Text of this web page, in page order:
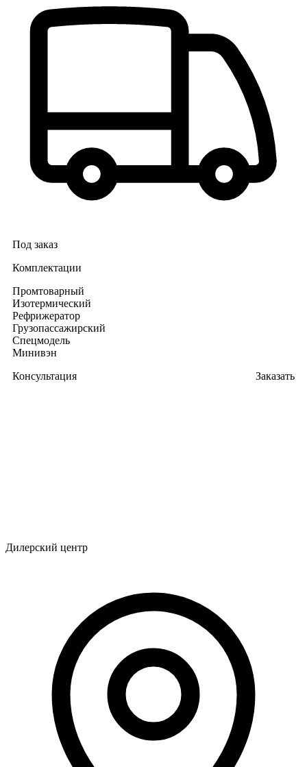
Под заказ
Комплектации
Промтоварный
Изотермический
Рефрижератор
Грузопассажирский
Спецмодель
Минивэн
Консультация
Заказать
Дилерский центр